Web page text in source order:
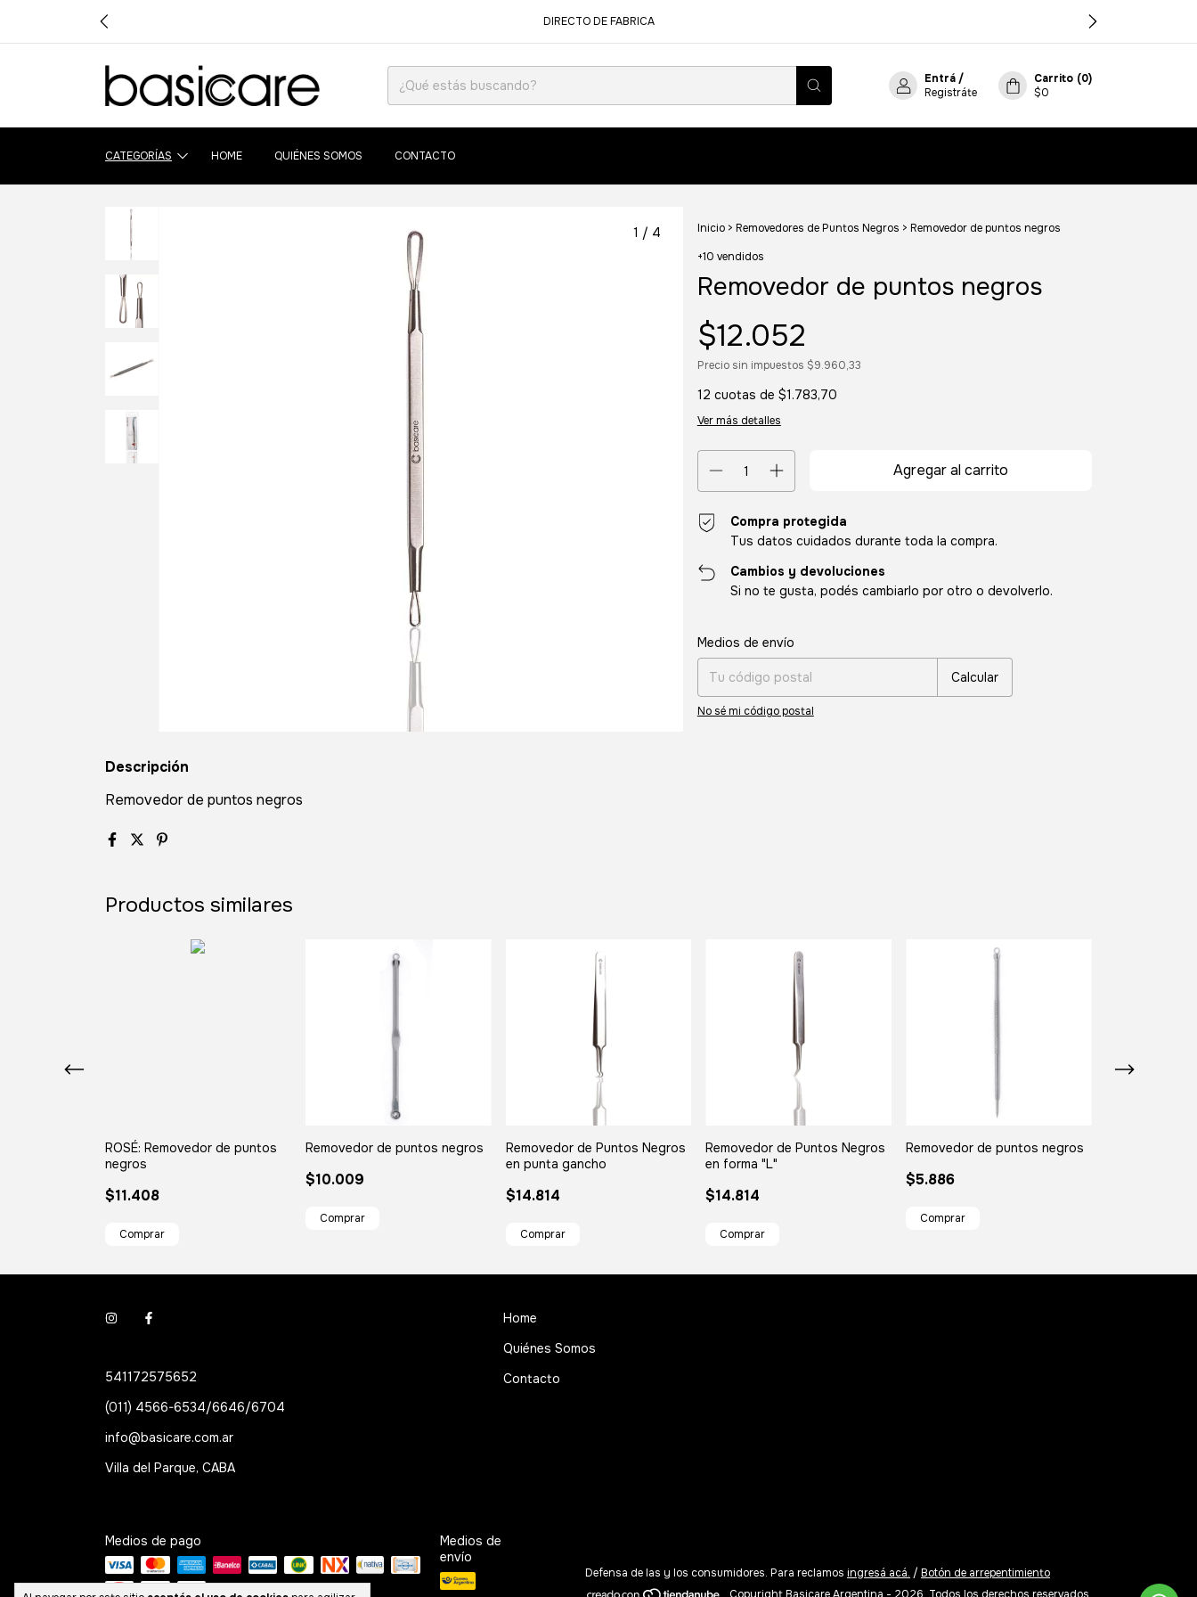
DIRECTO DE FABRICA
Entrá /
Registráte
Carrito (0)
$0
CATEGORÍAS HOME QUIÉNES SOMOS CONTACTO
1 / 4 Inicio > Removedores de Puntos Negros > Removedor de puntos negros
+10 vendidos
Removedor de puntos negros
$12.052
Precio sin impuestos $9.960,33
12 cuotas de $1.783,70
Ver más detalles
Compra protegida
Tus datos cuidados durante toda la compra.
Cambios y devoluciones
Si no te gusta, podés cambiarlo por otro o devolverlo.
Entregas para el CP:
Medios de envío
Calcular
No sé mi código postal
Descripción
Removedor de puntos negros
Productos similares
ROSÉ: Removedor de puntos
negros
$11.408
Removedor de puntos negros
$10.009
Removedor de Puntos Negros
en punta gancho
$14.814
Removedor de Puntos Negros
en forma "L"
$14.814
Removedor de puntos negros
$5.886
541172575652
(011) 4566-6534/6646/6704
info@basicare.com.ar
Villa del Parque, CABA
Home
Quiénes Somos
Contacto
Medios de pago
Medios de
envío
Defensa de las y los consumidores. Para reclamos ingresá acá. / Botón de arrepentimiento